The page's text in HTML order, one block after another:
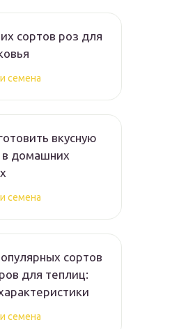
сортов роз для
семена
вкусную
в домашних
семена
сортов
для теплиц:
семена